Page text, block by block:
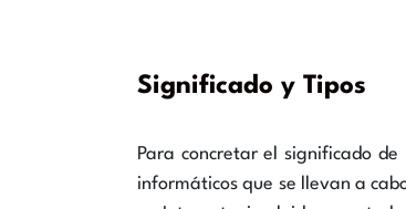
Significado y Tipos
Para concretar el significado
informáticos que se llevan a